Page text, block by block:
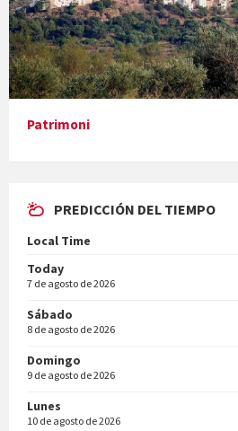
Presentació del llibre &quot;La
En Bum
Vermuts a la Font. Hit parit
Patrimoni
PREDICCIÓN DEL TIEMPO
Local Time
Today
7 de agosto de 2026
Sábado
8 de agosto de 2026
Domingo
9 de agosto de 2026
Lunes
10 de agosto de 2026